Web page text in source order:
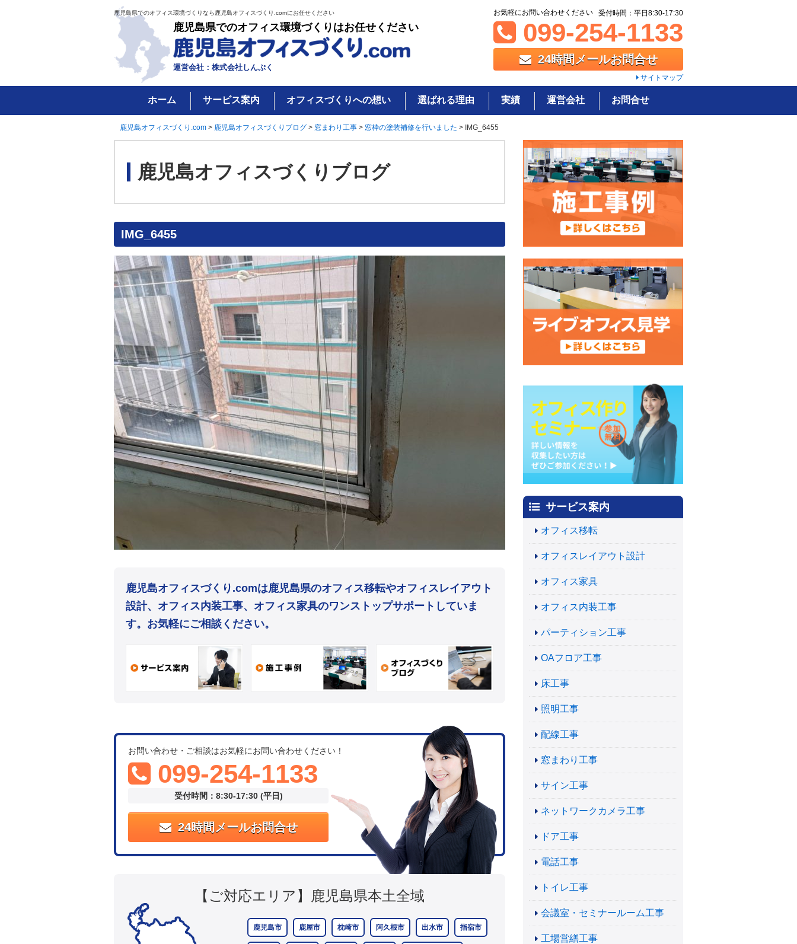
鹿児島県でのオフィス環境づくりなら鹿児島オフィスづくり.comにお任せください
鹿児島県でのオフィス環境づくりはお任せください
運営会社：株式会社しんぷく
お気軽にお問い合わせください
099-254-1133
受付時間：平日8:30-17:30
24時間メールお問合せ
サイトマップ
ホーム サービス案内 オフィスづくりへの想い 選ばれる理由 実績 運営会社 お問合せ
鹿児島オフィスづくり.com > 鹿児島オフィスづくりブログ > 窓まわり工事 > 窓枠の塗装補修を行いました > IMG_6455
鹿児島オフィスづくりブログ
IMG_6455
鹿児島オフィスづくり.comは鹿児島県のオフィス移転やオフィスレイアウト
設計、オフィス内装工事、オフィス家具のワンストップサポートしていま
す。お気軽にご相談ください。
お問い合わせ・ご相談はお気軽にお問い合わせください！
099-254-1133
受付時間：8:30-17:30 (平日)
24時間メールお問合せ
【ご対応エリア】 鹿児島県本土全域
鹿児島市 鹿屋市 枕崎市 阿久根市 出水市 指宿市
サービス案内
オフィス移転
オフィスレイアウト設計
オフィス家具
オフィス内装工事
パーティション工事
OAフロア工事
床工事
照明工事
配線工事
窓まわり工事
サイン工事
ネットワークカメラ工事
ドア工事
電話工事
トイレ工事
会議室・セミナールーム工事
工場営繕工事